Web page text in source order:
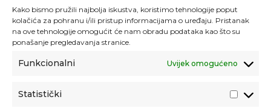
Kako bismo pružili najbolja iskustva, koristimo tehnologije poput
kolačića za pohranu i/ili pristup informacijama o uređaju. Pristanak
na ove tehnologije omogućit će nam obradu podataka kao što su
ponašanje pregledavanja stranice.
Funkcionalni Uvijek omogućeno
Statistički